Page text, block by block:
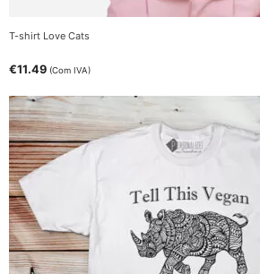
T-shirt Love Cats
€11.49 (Com IVA)